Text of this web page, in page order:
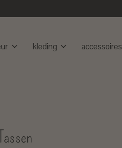
kleding accessoires